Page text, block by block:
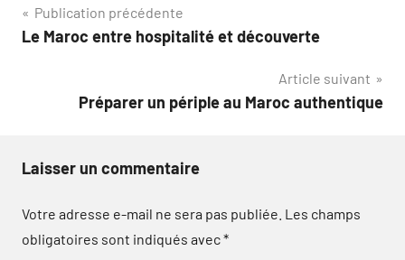
Navigation
de
Publication précédente
Le Maroc entre hospitalité et découverte
Article suivant
Préparer un périple au Maroc authentique
Laisser un commentaire
Votre adresse e-mail ne sera pas publiée. Les champs
obligatoires sont indiqués avec*